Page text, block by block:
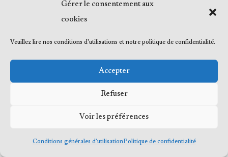
Gérer le consentement aux
cookies
Veuillez lire nos conditions d'utilisations et notre politique de confidentialité.
Accepter
Refuser
Voir les préférences
Conditions générales d’utilisationPolitique de confidentialité
© 2023 Me Frédéric Bérard, tous droits